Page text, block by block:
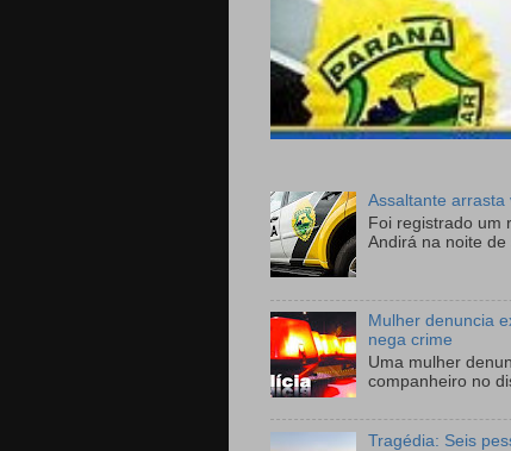
Assaltante
Foi registrado um
Andirá na noite de
Mulher denuncia
nega crime
Uma mulher
companheiro no
Tragédia: Seis